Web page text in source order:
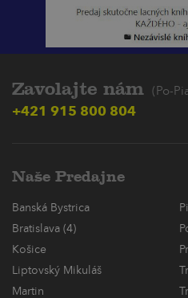
Zavolajte nám (Po-
+421 915 800 804
Naše Predajne
Banská Bystrica
Bratislava (4)
Košice
Liptovský Mikuláš
Martin